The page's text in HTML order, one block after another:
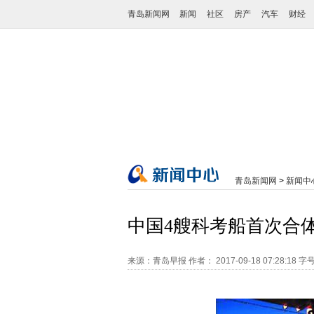
青岛新闻网 新闻 社区 房产 汽车 财经
青岛新闻网 > 新闻中
中国4艘科考船首次合
来源：青岛早报 作者： 2017-09-18 07:28:18 字